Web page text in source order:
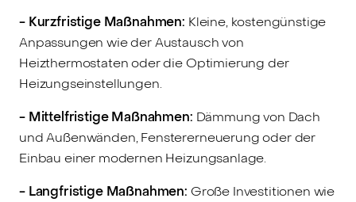
- Kurzfristige Maßnahmen: Kleine, kostengünstige
Anpassungen wie der Austausch von
Heizthermostaten oder die Optimierung der
Heizungseinstellungen.
- Mittelfristige Maßnahmen: Dämmung von Dach
und Außenwänden, Fenstererneuerung oder der
Einbau einer modernen Heizungsanlage.
- Langfristige Maßnahmen: Große Investitionen wie